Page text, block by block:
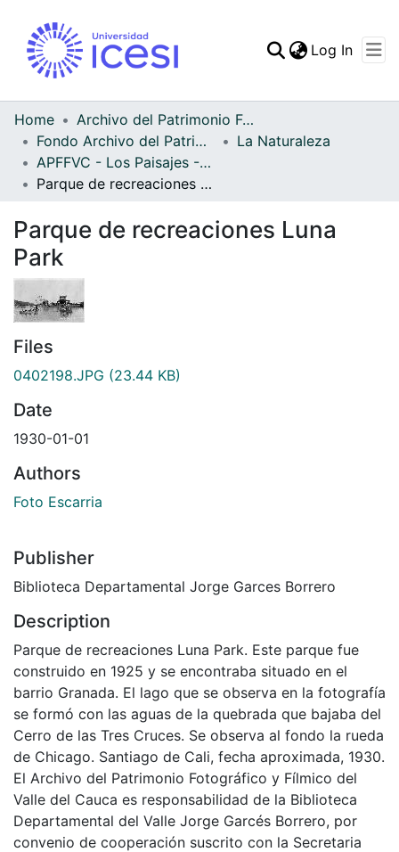
Statistics
Log In
Home
Archivo del Patrimonio Fotográfico y Fílmico del Valle del Cauca
Fondo Archivo del Patrimonio Fotográfico y Fílmico del Valle del Cauca
La Naturaleza
APFFVC - Los Paisajes - Patrimonial
Parque de recreaciones Luna Park
Parque de recreaciones Luna
Park
Files
0402198.JPG (23.44 KB)
Date
1930-01-01
Authors
Foto Escarria
Publisher
Biblioteca Departamental Jorge Garces Borrero
Description
Parque de recreaciones Luna Park. Este parque fue
construido en 1925 y se encontraba situado en el
barrio Granada. El lago que se observa en la fotografía
se formó con las aguas de la quebrada que bajaba del
Cerro de las Tres Cruces. Se observa al fondo la rueda
de Chicago. Santiago de Cali, fecha aproximada, 1930.
El Archivo del Patrimonio Fotográfico y Fílmico del
Valle del Cauca es responsabilidad de la Biblioteca
Departamental del Valle Jorge Garcés Borrero, por
convenio de cooperación suscrito con la Secretaria